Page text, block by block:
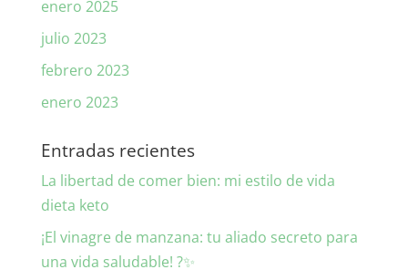
enero 2025
julio 2023
febrero 2023
enero 2023
Entradas recientes
La libertad de comer bien: mi estilo de vida
dieta keto
¡El vinagre de manzana: tu aliado secreto para
una vida saludable! ?✨